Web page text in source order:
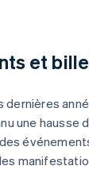
et
dernières
une hausse